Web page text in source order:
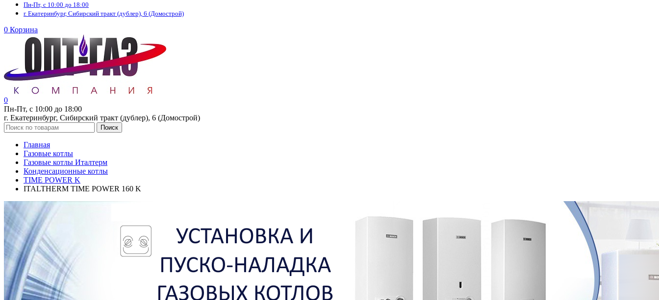
Пн-Пт, с 10:00 до 18:00
г. Екатеринбург, Сибирский тракт (дублер), 6 (Домострой)
0 Корзина
0
Пн-Пт, с 10:00 до 18:00
г. Екатеринбург, Сибирский тракт (дублер), 6 (Домострой)
Поиск
Главная
Газовые котлы
Газовые котлы Италтерм
Конденсационные котлы
TIME POWER K
ITALTHERM TIME POWER 160 K